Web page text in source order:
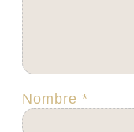
Nombre*